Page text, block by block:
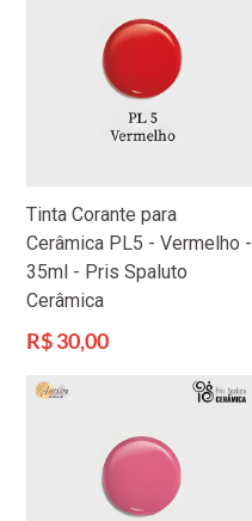
Tinta Corante para
Cerâmica PL5 - Vermelho -
35ml - Pris Spaluto
Cerâmica
Preço
R$ 30,00